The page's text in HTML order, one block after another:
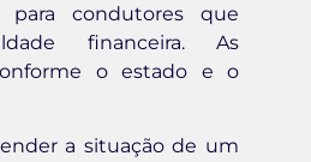
condutores que
financeira. As
o estado e o
a situação de um